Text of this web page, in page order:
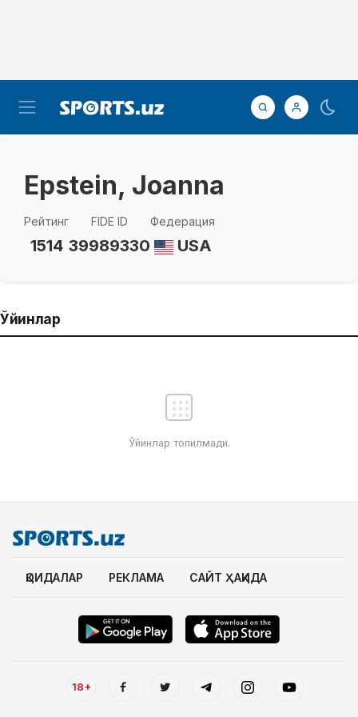
Epstein, Joanna
Рейтинг
1514
FIDE ID
39989330
Федерация
USA
Ўйинлар
Ўйинлар топилмади.
ҚОИДАЛАР РЕКЛАМА САЙТ ҲАҚИДА
18+